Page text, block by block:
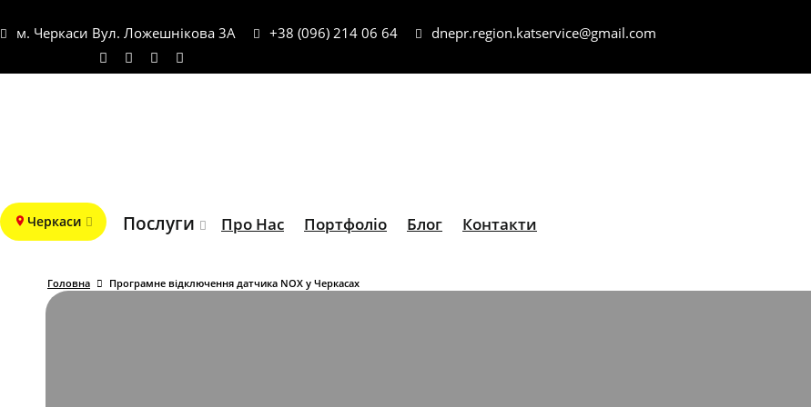
м. Черкаси Вул. Ложешнікова 3А +38 (096) 214 06 64 dnepr.region.katservice@gmail.com
Черкаси Послуги Про Нас Портфоліо Блог Контакти
Головна Програмне відключення датчика NOX у Черкасах